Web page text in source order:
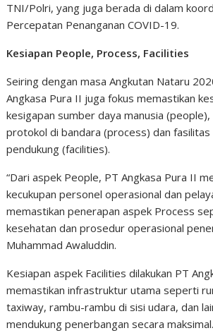
TNI/Polri, yang juga berada di dalam
Percepatan Penanganan COVID-19.
Kesiapan People, Process, Facilities
Seiring dengan masa Angkutan Nataru
Angkasa Pura II juga fokus memastikan
kesigapan sumber daya manusia
protokol di bandara (process) dan
pendukung (facilities).
“Dari aspek People, PT Angkasa Pura II
kecukupan personel operasional dan
memastikan penerapan aspek Process
kesehatan dan prosedur operasional
Muhammad Awaluddin.
Kesiapan aspek Facilities dilakukan PT
memastikan infrastruktur utama seperti
taxiway, rambu-rambu di sisi udara, dan
mendukung penerbangan secara